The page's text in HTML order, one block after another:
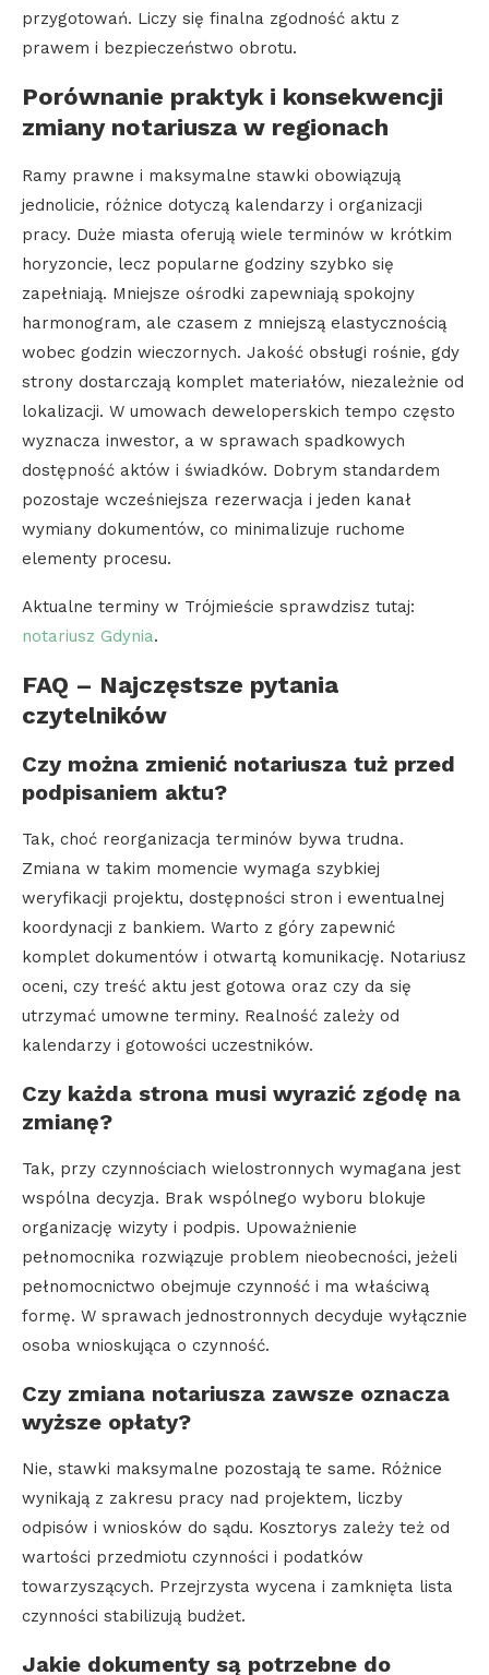
przygotowań. Liczy się finalna zgodność aktu z
prawem i bezpieczeństwo obrotu.
Porównanie praktyk i konsekwencji
zmiany notariusza w regionach
Ramy prawne i maksymalne stawki obowiązują
jednolicie, różnice dotyczą kalendarzy i organizacji
pracy. Duże miasta oferują wiele terminów w krótkim
horyzoncie, lecz popularne godziny szybko się
zapełniają. Mniejsze ośrodki zapewniają spokojny
harmonogram, ale czasem z mniejszą elastycznością
wobec godzin wieczornych. Jakość obsługi rośnie, gdy
strony dostarczają komplet materiałów, niezależnie od
lokalizacji. W umowach deweloperskich tempo często
wyznacza inwestor, a w sprawach spadkowych
dostępność aktów i świadków. Dobrym standardem
pozostaje wcześniejsza rezerwacja i jeden kanał
wymiany dokumentów, co minimalizuje ruchome
elementy procesu.
Aktualne terminy w Trójmieście sprawdzisz tutaj:
notariusz Gdynia.
FAQ – Najczęstsze pytania
czytelników
Czy można zmienić notariusza tuż przed
podpisaniem aktu?
Tak, choć reorganizacja terminów bywa trudna.
Zmiana w takim momencie wymaga szybkiej
weryfikacji projektu, dostępności stron i ewentualnej
koordynacji z bankiem. Warto z góry zapewnić
komplet dokumentów i otwartą komunikację. Notariusz
oceni, czy treść aktu jest gotowa oraz czy da się
utrzymać umowne terminy. Realność zależy od
kalendarzy i gotowości uczestników.
Czy każda strona musi wyrazić zgodę na
zmianę?
Tak, przy czynnościach wielostronnych wymagana jest
wspólna decyzja. Brak wspólnego wyboru blokuje
organizację wizyty i podpis. Upoważnienie
pełnomocnika rozwiązuje problem nieobecności, jeżeli
pełnomocnictwo obejmuje czynność i ma właściwą
formę. W sprawach jednostronnych decyduje wyłącznie
osoba wnioskująca o czynność.
Czy zmiana notariusza zawsze oznacza
wyższe opłaty?
Nie, stawki maksymalne pozostają te same. Różnice
wynikają z zakresu pracy nad projektem, liczby
odpisów i wniosków do sądu. Kosztorys zależy też od
wartości przedmiotu czynności i podatków
towarzyszących. Przejrzysta wycena i zamknięta lista
czynności stabilizują budżet.
Jakie dokumenty są potrzebne do